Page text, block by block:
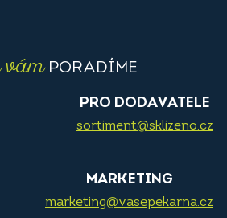
vámPORADÍME
PRO DODAVATELE
sortiment@sklizeno.cz
MARKETING
marketing@vasepekarna.cz